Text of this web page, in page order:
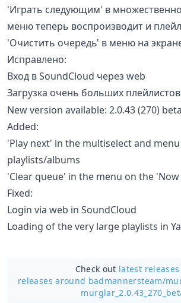
'Играть следующим' в
меню теперь воспроизводит и
'Очистить очередь' в меню на
Исправлено:
Вход в SoundCloud через web
Загрузка очень больших
New version available: 2.0.43 (270) beta
Added:
'Play next' in the multiselect and
playlists/albums
'Clear queue' in the menu on the
Fixed:
Login via web in SoundCloud
Loading of the very large playlists in
Check out latest releases
releases around badmannersteam/